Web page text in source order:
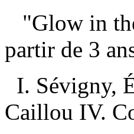
"Glow in
partir de 3
I. Sévigny,
Caillou IV.